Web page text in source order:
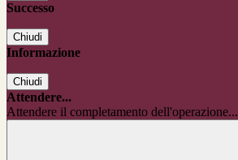
Successo
Chiudi
Informazione
Chiudi
Attendere...
Attendere il completamento dell'operazione...